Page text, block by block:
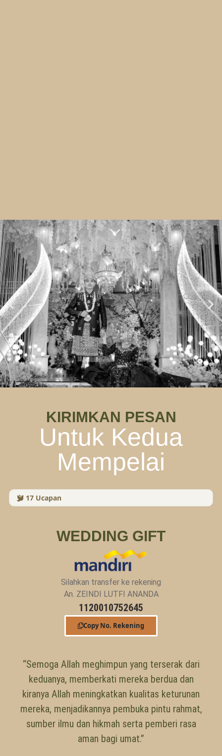
KIRIMKAN PESAN
Untuk Kedua
Mempelai
17 Ucapan
WEDDING GIFT
Silahkan transfer ke rekening
An. ZEINDI LUTFI ANANDA
1120010752645
Copy No. Rekening
“Semoga Allah meghimpun yang terserak dari
keduanya, memberkati mereka berdua dan
kiranya Allah meningkatkan kualitas keturunan
mereka, menjadikannya pembuka pintu rahmat,
sumber ilmu dan hikmah serta pemberi rasa
aman bagi umat.”